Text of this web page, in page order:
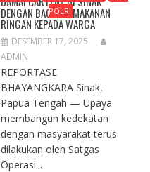
POLRI
DENGAN BAGIKAN MAKANAN
RINGAN KEPADA WARGA
DESEMBER 17, 2025
ADMIN
REPORTASE
BHAYANGKARA Sinak,
Papua Tengah — Upaya
membangun kedekatan
dengan masyarakat terus
dilakukan oleh Satgas
Operasi...